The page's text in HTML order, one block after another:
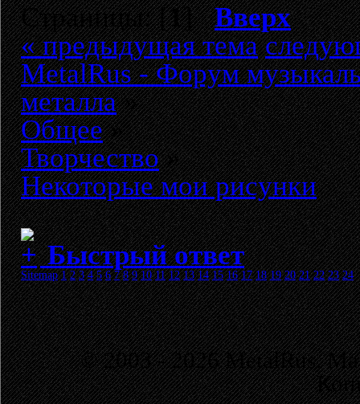
Страницы: [1]Вверх
« предыдущая тема
MetalRus - Форум
металла»
Общее»
Творчество»
Некоторые мои рисунки
Быстрый ответ
Sitemap 1 2 3 4 5 6 7 8 9 10 11 12 13 14 15 16 17 18 19 20 21 22 23 24
© 2003 - 2026 MetalRus.